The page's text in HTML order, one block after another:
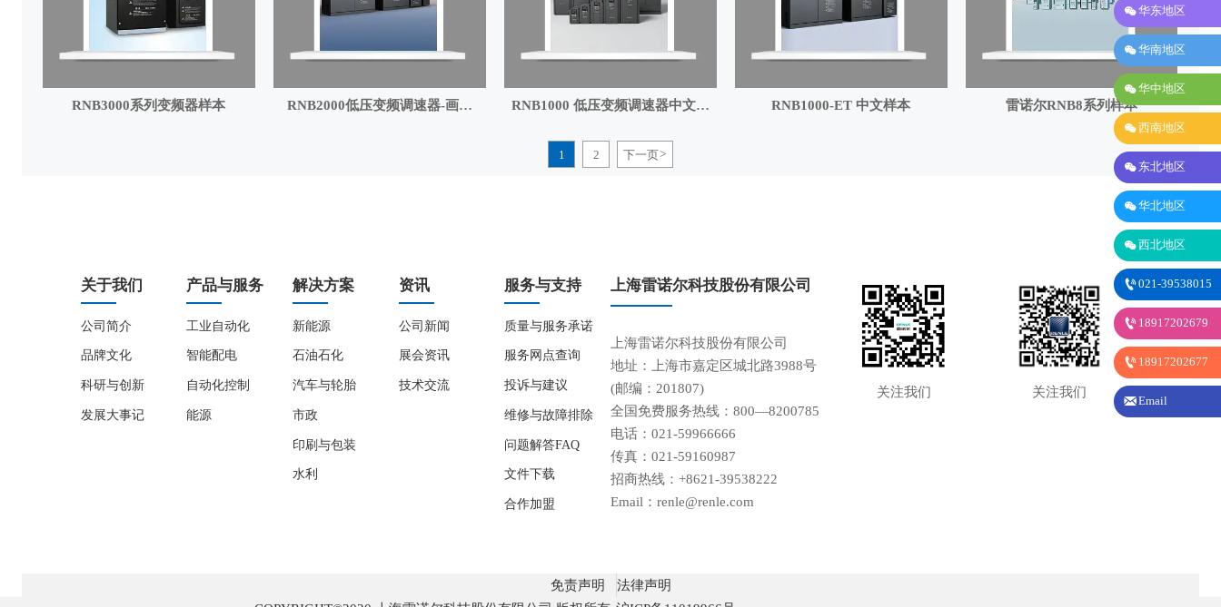
RNB3000系列变频器样本
RNB2000低压变频调速器-画册
RNB1000 低压变频调速器中文样
RNB1000-ET 中文样本 雷诺尔RNB8系列样本
1 2 下一页>
关于我们
公司简介
品牌文化
科研与创新
发展大事记
产品与服务
工业自动化
智能配电
自动化控制
能源
解决方案
新能源
石油石化
汽车与轮胎
市政
印刷与包装
水利
资讯
公司新闻
展会资讯
技术交流
服务与支持
质量与服务承诺
服务网点查询
投诉与建议
维修与故障排除
问题解答FAQ
文件下载
合作加盟
上海雷诺尔科技股份有限公司
上海雷诺尔科技股份有限公司
地址：上海市嘉定区城北路3988号
(邮编：201807)
全国免费服务热线：800—8200785
电话：021-59966666
传真：021-59160987
招商热线：+8621-39538222
Email：renle@renle.com
关注我们 关注我们
免责声明
法律声明
华东地区
华南地区
华中地区
西南地区
 东北地区
华北地区
西北地区
021-39538015
 18917202679
 18917202677
Email